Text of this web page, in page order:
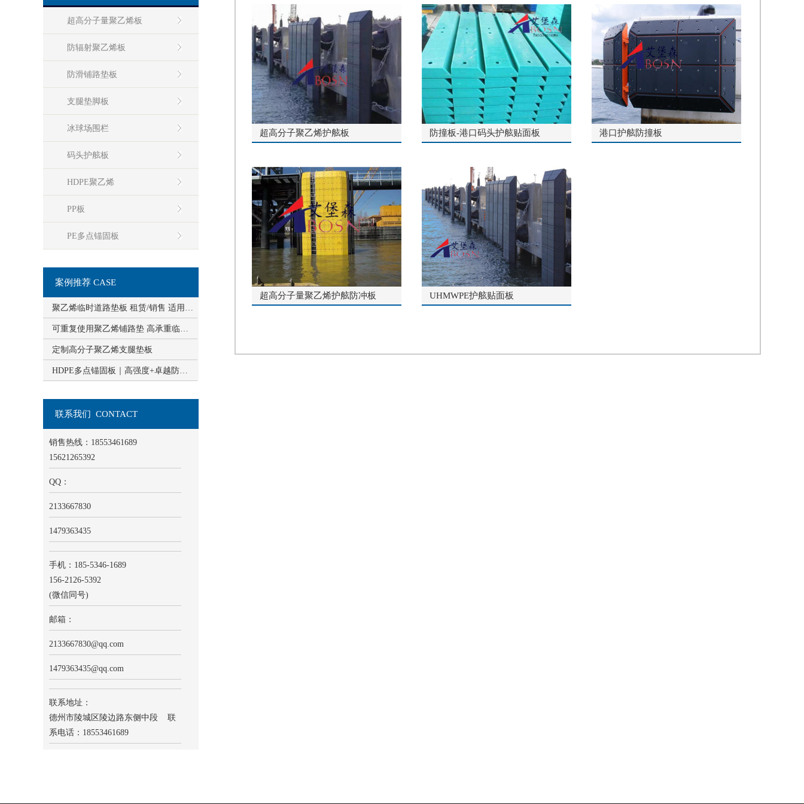
超高分子量聚乙烯板
防辐射聚乙烯板
防滑铺路垫板
支腿垫脚板
冰球场围栏
码头护舷板
HDPE聚乙烯
PP板
PE多点锚固板
案例推荐 CASE
定制高分子聚乙烯支腿垫板
联系我们 CONTACT
销售热线：18553461689
15621265392
QQ：
2133667830
1479363435
手机：185-5346-1689
156-2126-5392
(微信同号)
邮箱：
2133667830@qq.com
1479363435@qq.com
联系地址：
德州市陵城区陵边路东侧中段 联
系电话：18553461689
超高分子聚乙烯护舷板 防撞板-港口码头护舷贴面板 港口护舷防撞板
超高分子量聚乙烯护舷防冲板 UHMWPE护舷贴面板